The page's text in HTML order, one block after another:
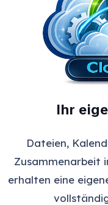
Ihr
Dateien,
Zusammenarbeit
erhalten eine